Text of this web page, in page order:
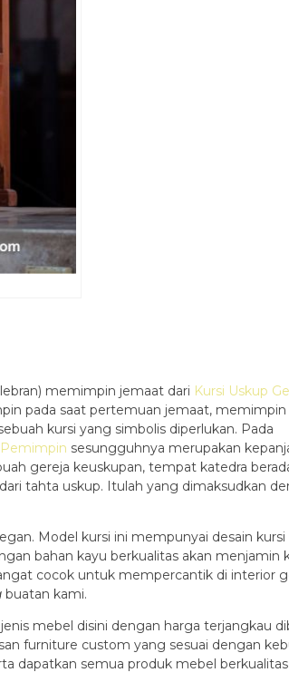
memimpin jemaat dari Kursi Uskup
pada saat pertemuan jemaat, memimpin
kursi yang simbolis diperlukan. Pada
Pemimpin sesungguhnya merupakan
gereja keuskupan, tempat katedra
tahta uskup. Itulah yang dimaksudkan
Model kursi ini mempunyai desain
bahan kayu berkualitas akan menjamin
cocok untuk mempercantik di interior
buatan kami.
mebel disini dengan harga terjangkau
furniture custom yang sesuai dengan
dapatkan semua produk mebel